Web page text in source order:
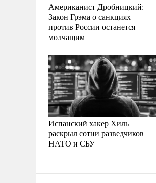
Американист Дробницкий:
Закон Грэма о санкциях
против России останется
молчащим
Испанский хакер Хиль
раскрыл сотни разведчиков
НАТО и СБУ